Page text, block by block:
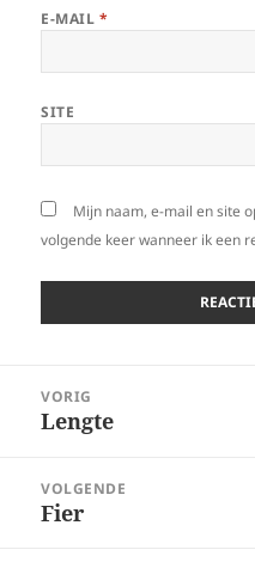
E-MAIL *
SITE
Mijn naam, e-mail en site
volgende keer wanneer ik een
navigatie
VORIG
Vorig
Lengte
VOLGENDE
Volgend
Fier